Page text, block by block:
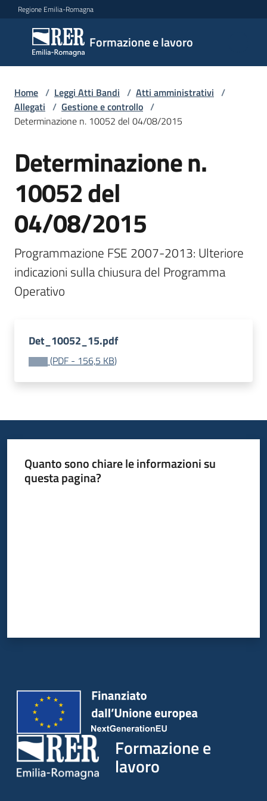
Vai al contenuto
Vai alla navigazione
Vai al footer
Regione Emilia-Romagna
Formazione e lavoro
Formazione
e lavoro
Argomenti
Novità
Servizi
Leggi
Atti
Bandi
Programmi
Progetti
sociale
europeo
Plus
Home / Leggi Atti Bandi / Atti amministrativi /
Allegati / Gestione e controllo /
Determinazione n. 10052 del 04/08/2015
Determinazione n.
10052 del
04/08/2015
Programmazione FSE 2007-2013: Ulteriore
indicazioni sulla chiusura del Programma
Det_10052_15.pdf
(PDF - 156,5 KB)
Quanto sono chiare le informazioni su
questa pagina?
Formazione e
lavoro